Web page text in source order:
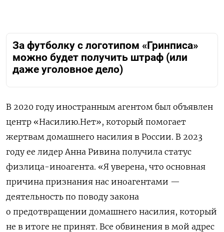
За футболку с логотипом «Гринписа»
можно будет получить штраф (или
даже уголовное дело)
В 2020 году иностранным агентом был объявлен
центр «Насилию.Нет», который помогает
жертвам домашнего насилия в России. В 2023
году ее лидер Анна Ривина получила статус
физлица-иноагента. «Я уверена, что основная
причина признания нас иноагентами —
деятельность по поводу закона
о предотвращении домашнего насилия, который
не в итоге не принят. Все обвинения в мой адрес